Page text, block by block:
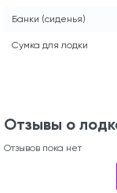
Банки (сиденья)
Сумка для лодки
Отзывы о
Отзывов пока нет